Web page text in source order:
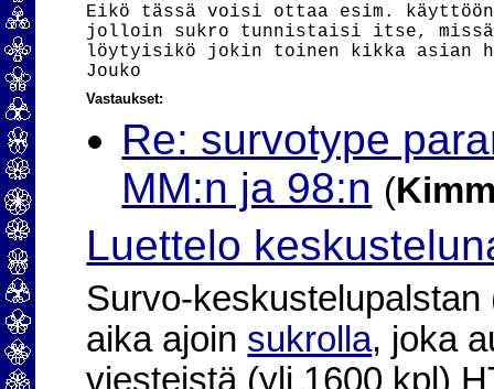
Eikö tässä voisi ottaa esim.
jolloin sukro tunnistaisi itse, missä
löytyisikö jokin toinen kikka asian
Vastaukset:
Re: survotype
MM:n ja 98:n (
Luettelo
Survo-
aika ajoin sukrolla, joka
viesteistä (yli 1600 kpl)